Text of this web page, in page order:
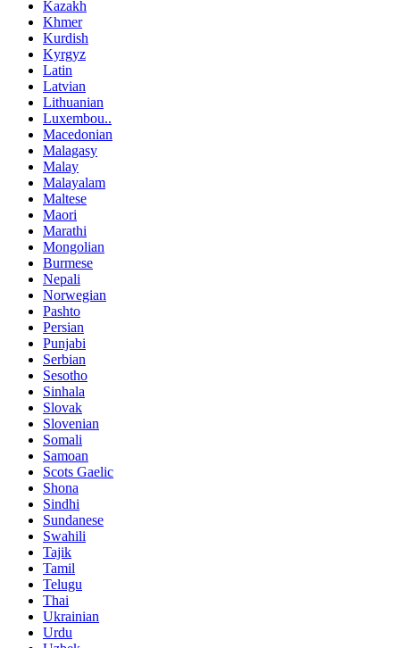
Kazakh
Khmer
Kurdish
Kyrgyz
Latin
Latvian
Lithuanian
Luxembou..
Macedonian
Malagasy
Malay
Malayalam
Maltese
Maori
Marathi
Mongolian
Burmese
Nepali
Norwegian
Pashto
Persian
Punjabi
Serbian
Sesotho
Sinhala
Slovak
Slovenian
Somali
Samoan
Scots Gaelic
Shona
Sindhi
Sundanese
Swahili
Tajik
Tamil
Telugu
Thai
Ukrainian
Urdu